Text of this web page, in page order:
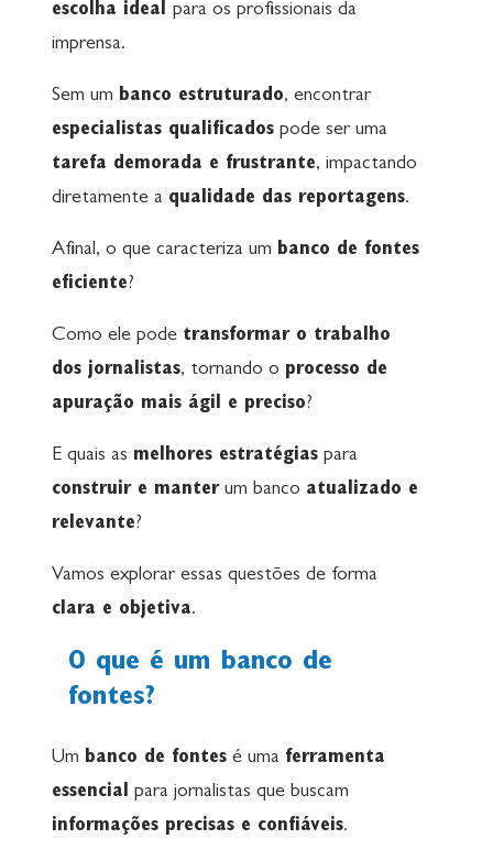
escolha ideal para os profissionais da
imprensa.
Sem um banco estruturado, encontrar
especialistas qualificados pode ser uma
tarefa demorada e frustrante, impactando
diretamente a qualidade das reportagens.
Afinal, o que caracteriza um banco de fontes
eficiente?
Como ele pode transformar o trabalho
dos jornalistas, tornando o processo de
apuração mais ágil e preciso?
E quais as melhores estratégias para
construir e manterum banco atualizado e
relevante?
Vamos explorar essas questões de forma
clara e objetiva.
O que é um banco de
fontes?
Um banco de fontes é uma ferramenta
essencial para jornalistas que buscam
informações precisas e confiáveis.